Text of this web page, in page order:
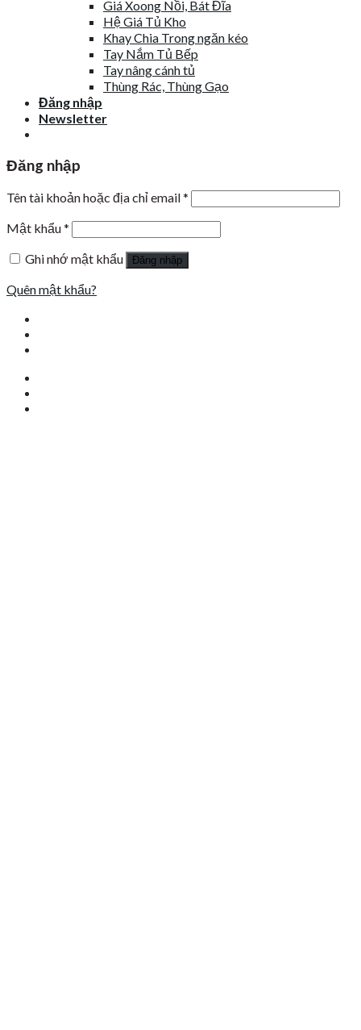
Giá Xoong Nồi, Bát Đĩa
Hệ Giá Tủ Kho
Khay Chia Trong ngăn kéo
Tay Nắm Tủ Bếp
Tay nâng cánh tủ
Thùng Rác, Thùng Gạo
Đăng nhập
Newsletter
Đăng nhập
Tên tài khoản hoặc địa chỉ email*
Mật khẩu*
Ghi nhớ mật khẩu
Đăng nhập
Quên mật khẩu?